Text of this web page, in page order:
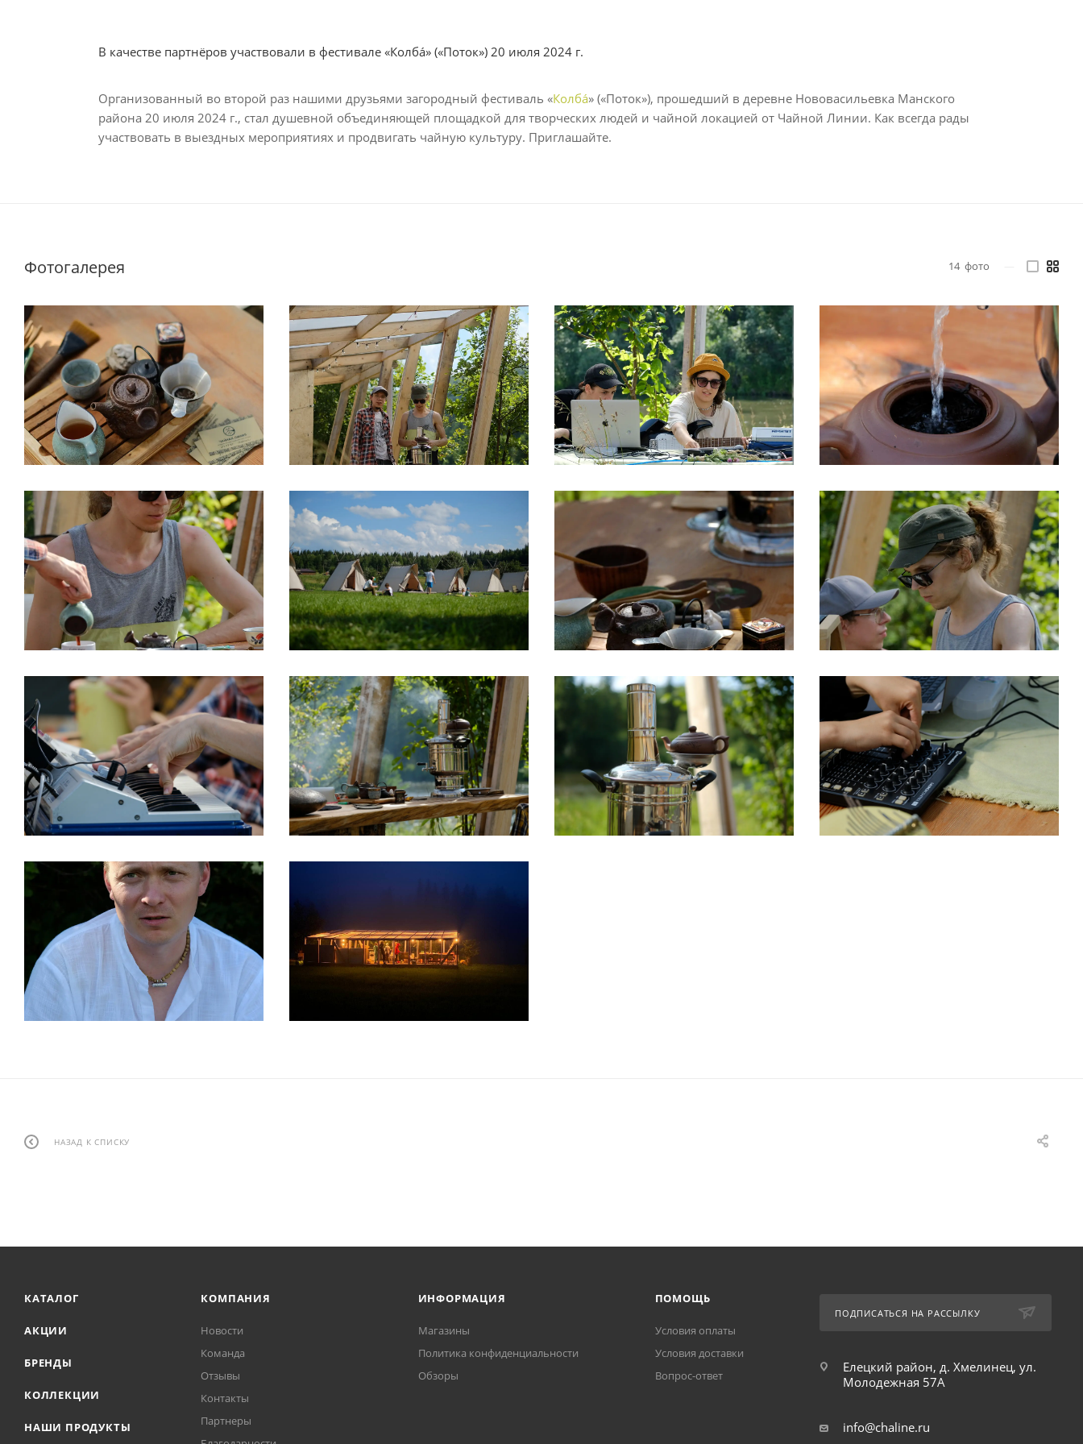
В качестве партнёров участвовали в фестивале «Колбá» («Поток») 20 июля 2024 г.
Организованный во второй раз нашими друзьями загородный фестиваль «Колбá» («Поток»), прошедший в деревне Нововасильевка Манского
района 20 июля 2024 г., стал душевной объединяющей площадкой для творческих людей и чайной локацией от Чайной Линии. Как всегда рады
участвовать в выездных мероприятиях и продвигать чайную культуру. Приглашайте.
Фотогалерея 14 фото
НАЗАД К СПИСКУ
КАТАЛОГ
АКЦИИ
БРЕНДЫ
КОЛЛЕКЦИИ
НАШИ ПРОДУКТЫ
КОМПАНИЯ
Новости
Команда
Отзывы
Контакты
Партнеры
ИНФОРМАЦИЯ
Магазины
Политика конфиденциальности
Обзоры
ПОМОЩЬ
Условия оплаты
Условия доставки
Вопрос-ответ
ПОДПИСАТЬСЯ НА РАССЫЛКУ
Елецкий район, д. Хмелинец, ул.
Молодежная 57А
info@chaline.ru